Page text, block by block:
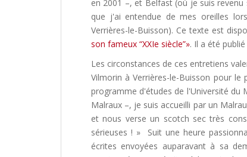
en 2001 –, et Belfast (où je suis
que j'ai entendue de mes oreilles
Verrières-le-Buisson). Ce texte est
son fameux “XXIe siècle”». Il a été
Les circonstances de ces entretiens
Vilmorin à Verrières-le-Buisson pour
programme d'études de l'Université du
Malraux –, je suis accueilli par un
et nous verse un scotch sec très
sérieuses ! » Suit une heure
écrites envoyées auparavant à sa